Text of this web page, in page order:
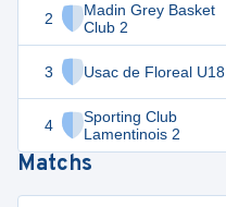
2
Madin Grey Basket
Club 2
3 Usac de Floreal U18
4
Sporting Club
Lamentinois 2
9
7
Matchs